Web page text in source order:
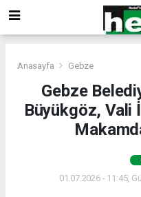
Anasayfa Gebze
Gebze
Büyükgöz, Vali
01.07.2026 - 11:45,